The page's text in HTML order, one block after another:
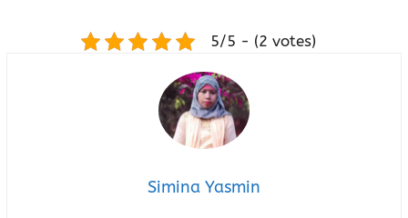
5/5 - (2 votes)
Simina Yasmin